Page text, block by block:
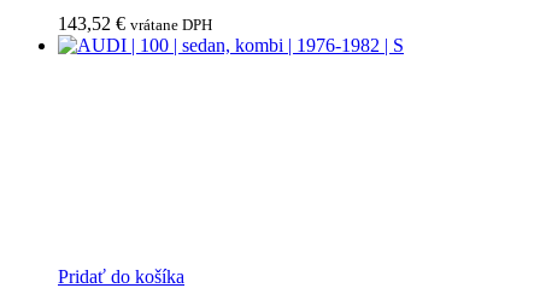
143,52 € vrátane DPH
Pridať do košíka